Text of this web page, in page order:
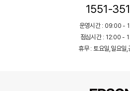
1551-
운영시간 : 09:00 -
점심시간 : 12:00 -
휴무 : 토요일,일요일,